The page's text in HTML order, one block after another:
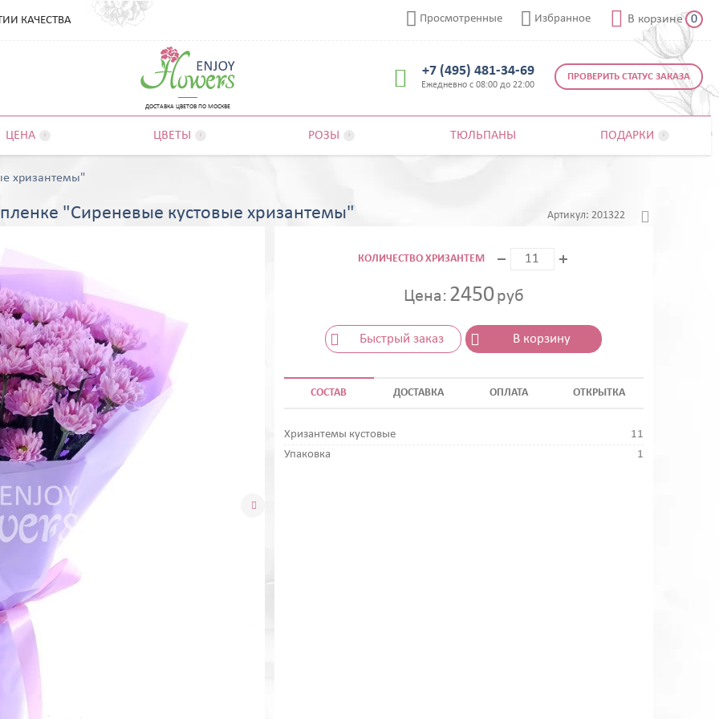
ДОСТАВКА ЦВЕТОВ ПО МОСКВЕ
 +7 (495) 481-34-69
Ежедневно с 08:00 до 22:00
 Просмотренные  Избранное  В корзине 0
ПРОВЕРИТЬ СТАТУС ЗАКАЗА
КАЧЕСТВА
ЦЕНА ЦВЕТЫ РОЗЫ ТЮЛЬПАНЫ ПОДАРКИ
хризантемы"
"Сиреневые кустовые хризантемы" Артикул: 201322

КОЛИЧЕСТВО ХРИЗАНТЕМ
Цена: 2450руб
Быстрый заказ В корзину
СОСТАВ ДОСТАВКА ОПЛАТА ОТКРЫТКА
Хризантемы кустовые
11
Упаковка
1
